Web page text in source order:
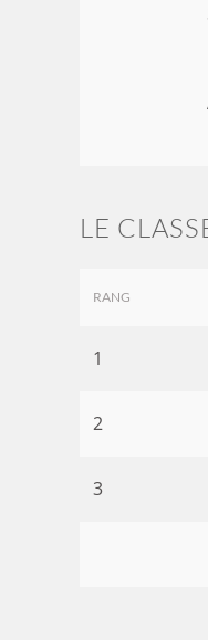
LE
RANG
1
2
3